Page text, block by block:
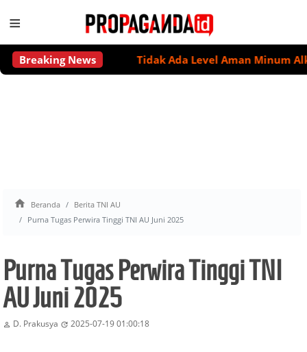
≡
Breaking News Tidak Ada Level Aman Minum Alkohol
 Beranda
Berita TNI AU
Purna Tugas Perwira Tinggi TNI AU Juni 2025
Purna Tugas Perwira Tinggi TNI
AU Juni 2025
 D. Prakusya  2025-07-19 01:00:18